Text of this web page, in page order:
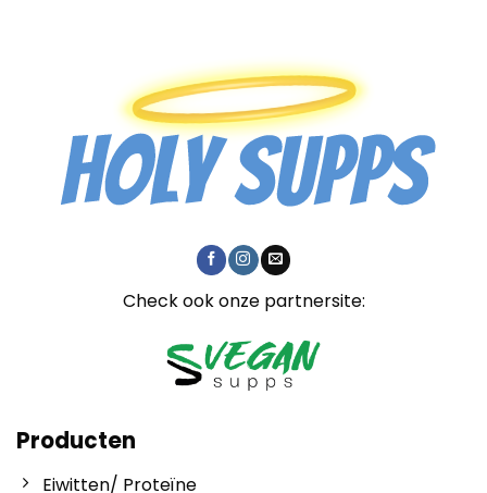
Check ook onze partnersite:
Producten
Eiwitten/ Proteïne